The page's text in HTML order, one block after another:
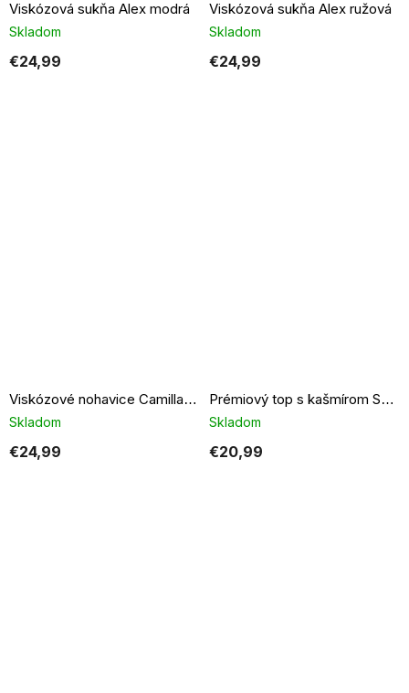
Viskózová sukňa Alex modrá
Skladom
€24,99
Viskózová sukňa Alex ružová
Skladom
€24,99
Viskózové nohavice Camilla hnedé
Skladom
€24,99
Prémiový top s kašmírom Sense čierny
Skladom
€20,99